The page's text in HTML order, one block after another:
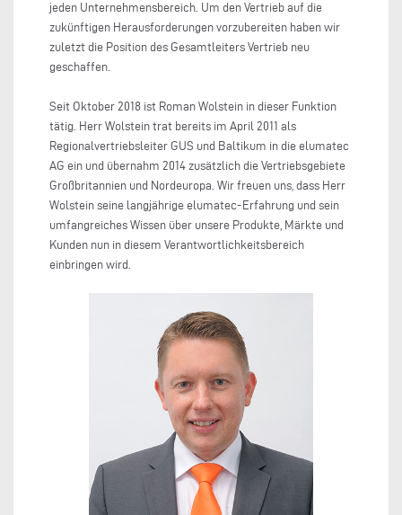
jeden Unternehmensbereich. Um den Vertrieb auf die
zukünftigen Herausforderungen vorzubereiten haben wir
zuletzt die Position des Gesamtleiters Vertrieb neu
geschaffen.
Seit Oktober 2018 ist Roman Wolstein in dieser Funktion
tätig. Herr Wolstein trat bereits im April 2011 als
Regionalvertriebsleiter GUS und Baltikum in die elumatec
AG ein und übernahm 2014 zusätzlich die Vertriebsgebiete
Großbritannien und Nordeuropa. Wir freuen uns, dass Herr
Wolstein seine langjährige elumatec-Erfahrung und sein
umfangreiches Wissen über unsere Produkte, Märkte und
Kunden nun in diesem Verantwortlichkeitsbereich
einbringen wird.